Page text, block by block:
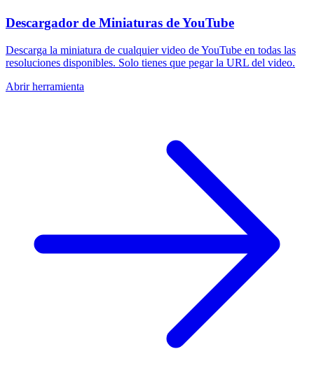
Descargador de Miniaturas de YouTube
Descarga la miniatura de cualquier video de YouTube en todas las
resoluciones disponibles. Solo tienes que pegar la URL del video.
Abrir herramienta